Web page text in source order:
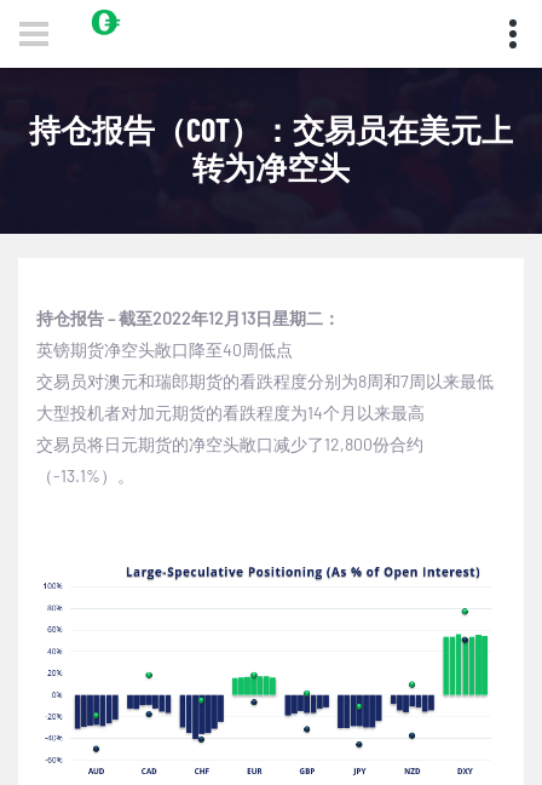
持仓报告（COT）：交易员在美元上
转为净空头
持仓报告–截至2022年12 月13日星期二：
英镑期货净空头敞口降至40周低点
交易员对澳元和瑞郎期货的看跌程度分别为8周和7周以来最低
大型投机者对加元期货的看跌程度为14个月以来最高
交易员将日元期货的净空头敞口减少了12,800份合约
（-13.1%）。